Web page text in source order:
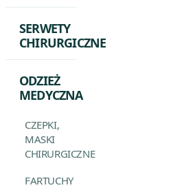
SERWETY
CHIRURGICZNE
ODZIEŻ
MEDYCZNA
CZEPKI,
MASKI
CHIRURGICZNE
FARTUCHY